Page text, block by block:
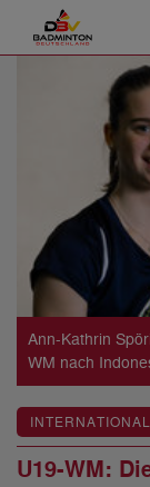
Ann-Kathrin
WM nach
INTERNATIONAL
U19-WM: